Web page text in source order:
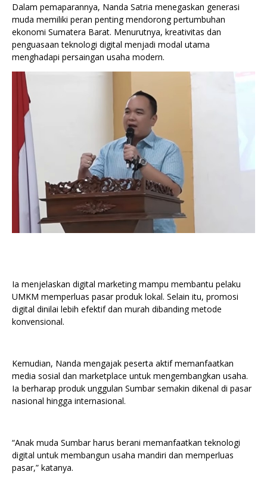
Dalam pemaparannya, Nanda Satria menegaskan generasi
muda memiliki peran penting mendorong pertumbuhan
ekonomi Sumatera Barat. Menurutnya, kreativitas dan
penguasaan teknologi digital menjadi modal utama
menghadapi persaingan usaha modern.
Ia menjelaskan digital marketing mampu membantu pelaku
UMKM memperluas pasar produk lokal. Selain itu, promosi
digital dinilai lebih efektif dan murah dibanding metode
konvensional.
Kemudian, Nanda mengajak peserta aktif memanfaatkan
media sosial dan marketplace untuk mengembangkan usaha.
Ia berharap produk unggulan Sumbar semakin dikenal di pasar
nasional hingga internasional.
“Anak muda Sumbar harus berani memanfaatkan teknologi
digital untuk membangun usaha mandiri dan memperluas
pasar,” katanya.